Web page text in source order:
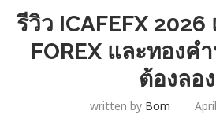
รีวิว ICAFEFX
FOREX และทองค
ต้องลอง
written by Bom